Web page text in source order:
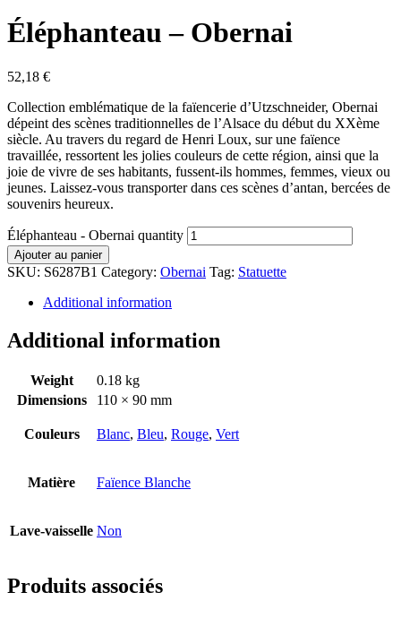
Éléphanteau – Obernai
52,18 €
Collection emblématique de la faïencerie d’Utzschneider, Obernai
dépeint des scènes traditionnelles de l’Alsace du début du XXème
siècle. Au travers du regard de Henri Loux, sur une faïence
travaillée, ressortent les jolies couleurs de cette région, ainsi que la
joie de vivre de ses habitants, fussent-ils hommes, femmes, vieux ou
jeunes. Laissez-vous transporter dans ces scènes d’antan, bercées de
souvenirs heureux.
Éléphanteau - Obernai quantity
Ajouter au panier
SKU: S6287B1 Category: Obernai Tag: Statuette
Additional information
Additional information
Weight
0.18 kg
Dimensions
110 × 90 mm
Couleurs Blanc, Bleu, Rouge, Vert
Matière Faïence Blanche
Lave-vaisselle Non
Produits associés